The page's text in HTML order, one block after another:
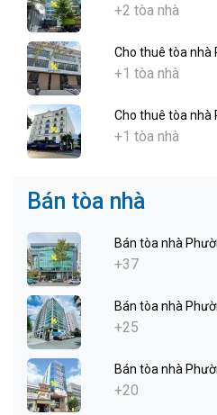
+2 tòa nhà
Cho thuê tòa nhà
+1 tòa nhà
Cho thuê tòa nhà
+1 tòa nhà
Bán tòa nhà
Bán tòa nhà
+37
Bán tòa nhà
+25
Bán tòa nhà
+20